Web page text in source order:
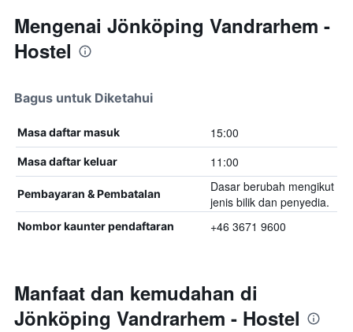
Mengenai Jönköping Vandrarhem -
Hostel
Bagus untuk Diketahui
Masa daftar masuk 15:00
Masa daftar keluar 11:00
Pembayaran & Pembatalan
Dasar berubah mengikut
jenis bilik dan penyedia.
Nombor kaunter pendaftaran +46 3671 9600
Manfaat dan kemudahan di
Jönköping Vandrarhem - Hostel